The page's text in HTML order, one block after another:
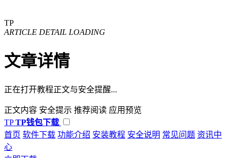
TP
ARTICLE DETAIL LOADING
文章详情
正在打开教程正文与安全提醒...
正文内容 安全提示 推荐阅读 应用预览
TP TP钱包下载
首页 软件下载 功能介绍 安装教程 安全说明 常见问题 资讯中
心